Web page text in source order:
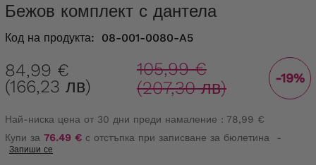
Бежов комплект с дантела
Код на продукта: 08-001-0080-A5
84,99 €
(166,23 лв)
105,99 €
(207,30 лв)
-19%
Най-ниска цена от 30 дни преди намаление : 78,99 €
Купи за 76.49 € с отстъпка при записване за бюлетина -
Запиши се